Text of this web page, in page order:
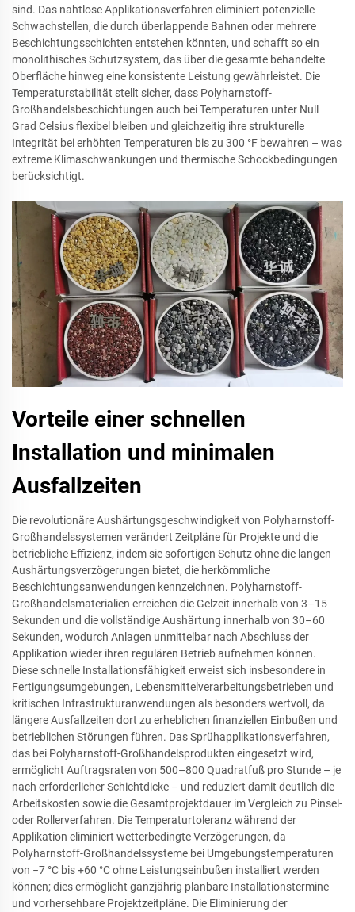
sind. Das nahtlose Applikationsverfahren eliminiert potenzielle
Schwachstellen, die durch überlappende Bahnen oder mehrere
Beschichtungsschichten entstehen könnten, und schafft so ein
monolithisches Schutzsystem, das über die gesamte behandelte
Oberfläche hinweg eine konsistente Leistung gewährleistet. Die
Temperaturstabilität stellt sicher, dass Polyharnstoff-
Großhandelsbeschichtungen auch bei Temperaturen unter Null
Grad Celsius flexibel bleiben und gleichzeitig ihre strukturelle
Integrität bei erhöhten Temperaturen bis zu 300 °F bewahren – was
extreme Klimaschwankungen und thermische Schockbedingungen
berücksichtigt.
Vorteile einer schnellen
Installation und minimalen
Ausfallzeiten
Die revolutionäre Aushärtungsgeschwindigkeit von Polyharnstoff-
Großhandelssystemen verändert Zeitpläne für Projekte und die
betriebliche Effizienz, indem sie sofortigen Schutz ohne die langen
Aushärtungsverzögerungen bietet, die herkömmliche
Beschichtungsanwendungen kennzeichnen. Polyharnstoff-
Großhandelsmaterialien erreichen die Gelzeit innerhalb von 3–15
Sekunden und die vollständige Aushärtung innerhalb von 30–60
Sekunden, wodurch Anlagen unmittelbar nach Abschluss der
Applikation wieder ihren regulären Betrieb aufnehmen können.
Diese schnelle Installationsfähigkeit erweist sich insbesondere in
Fertigungsumgebungen, Lebensmittelverarbeitungsbetrieben und
kritischen Infrastrukturanwendungen als besonders wertvoll, da
längere Ausfallzeiten dort zu erheblichen finanziellen Einbußen und
betrieblichen Störungen führen. Das Sprühapplikationsverfahren,
das bei Polyharnstoff-Großhandelsprodukten eingesetzt wird,
ermöglicht Auftragsraten von 500–800 Quadratfuß pro Stunde – je
nach erforderlicher Schichtdicke – und reduziert damit deutlich die
Arbeitskosten sowie die Gesamtprojektdauer im Vergleich zu Pinsel-
oder Rollerverfahren. Die Temperaturtoleranz während der
Applikation eliminiert wetterbedingte Verzögerungen, da
Polyharnstoff-Großhandelssysteme bei Umgebungstemperaturen
von −7 °C bis +60 °C ohne Leistungseinbußen installiert werden
können; dies ermöglicht ganzjährig planbare Installationstermine
und vorhersehbare Projektzeitpläne. Die Eliminierung der